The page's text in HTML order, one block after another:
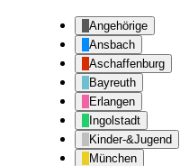
Angehörige
Ansbach
Aschaffenburg
Bayreuth
Erlangen
Ingolstadt
Kinder-&Jugend
München